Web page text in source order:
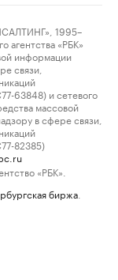
1995–
«РБК»
информации
связи,
63848) и сетевого
массовой
в сфере связи,
82385)
«РБК».
биржа